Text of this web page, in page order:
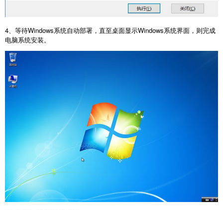
4 、等待Windows系统自动部署，直至桌面显示Windows系统界面，则完成
电脑系统安装。